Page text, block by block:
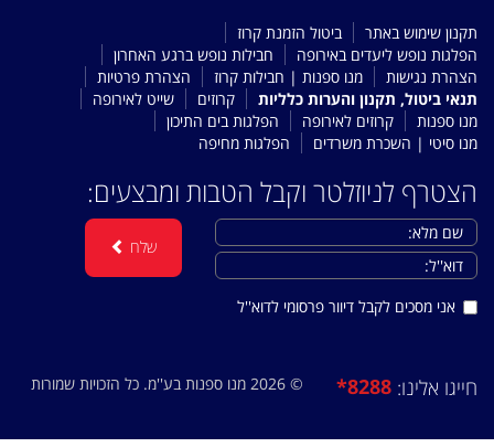
תקנון שימוש באתר
ביטול הזמנת קרוז
הפלגות נופש ליעדים באירופה
חבילות נופש ברגע האחרון
הצהרת נגישות
מנו ספנות | חבילות קרוז
הצהרת פרטיות
תנאי ביטול, תקנון והערות כלליות
קרוזים
שייט לאירופה
מנו ספנות
קרוזים לאירופה
הפלגות בים התיכון
מנו סיטי | השכרת משרדים
הפלגות מחיפה
הצטרף לניוזלטר וקבל הטבות ומבצעים:
אני מסכים לקבל דיוור פרסומי לדוא''ל
שלח
חייגו אלינו: *8288 © 2026 מנו ספנות בע''מ. כל הזכויות שמורות